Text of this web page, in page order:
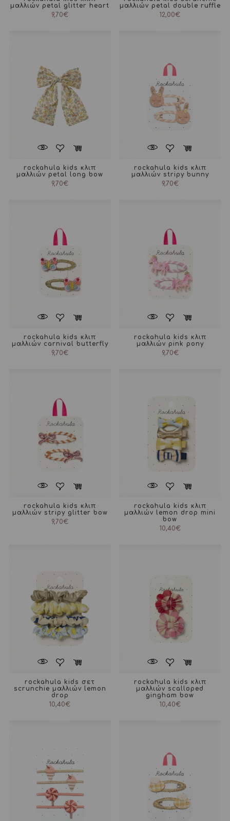
μαλλιών petal glitter heart
9,70€
μαλλιών petal double ruffle
12,00€
rockahula kids κλιπ
μαλλιών petal long bow
9,70€
rockahula kids κλιπ
μαλλιών stripy bunny
9,70€
rockahula kids κλιπ
μαλλιών carnival butterfly
9,70€
rockahula kids κλιπ
μαλλιών pink pony
9,70€
rockahula kids κλιπ
μαλλιών stripy glitter bow
9,70€
rockahula kids κλιπ
μαλλιών lemon drop mini
bow
10,40€
rockahula kids σετ
scrunchie μαλλιών lemon
drop
10,40€
rockahula kids κλιπ
μαλλιών scalloped
gingham bow
10,40€